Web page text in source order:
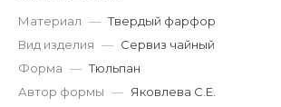
Материал — Твердый фарфор
Вид изделия — Сервиз чайный
Форма — Тюльпан
Автор формы — Яковлева С.Е.